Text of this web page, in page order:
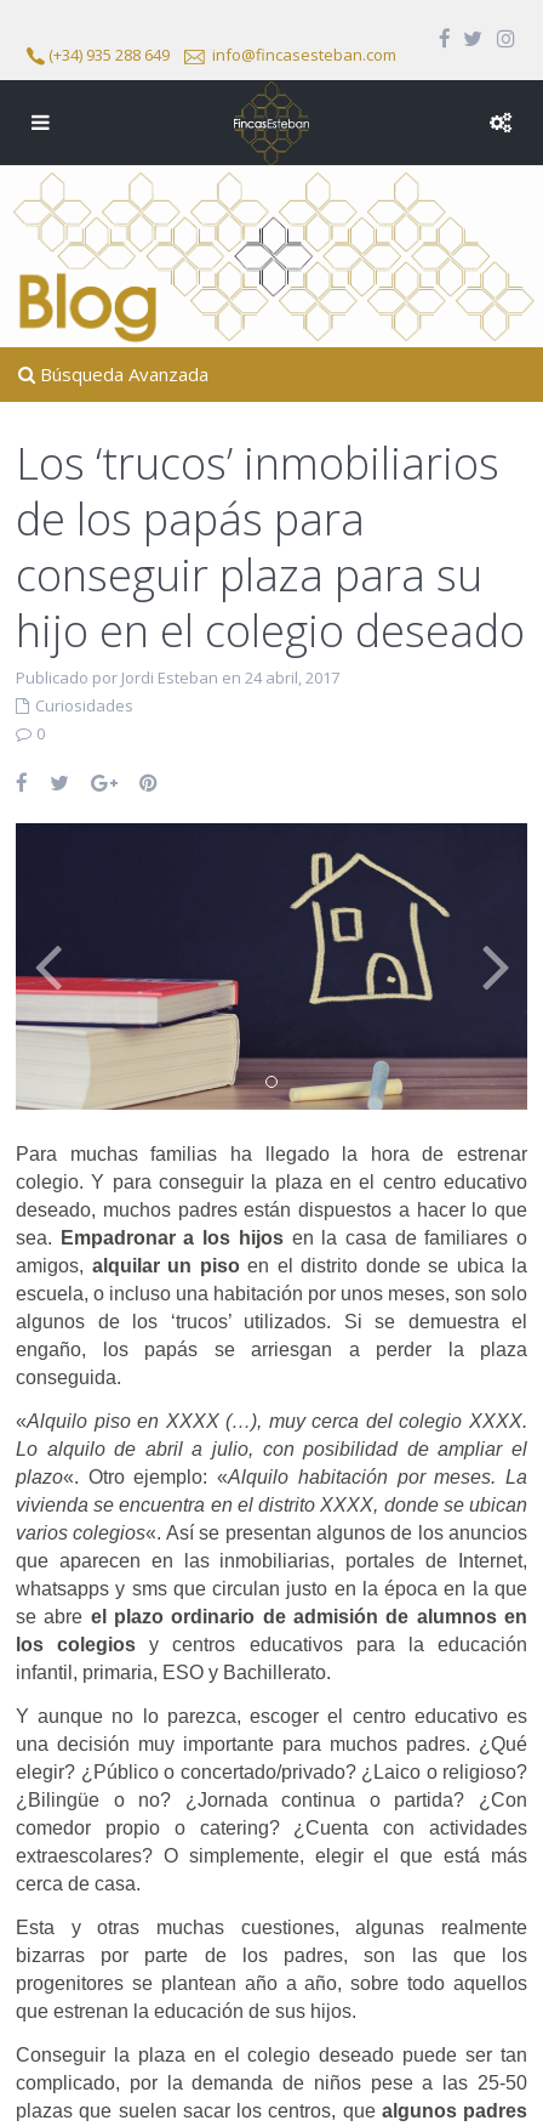
(+34) 935 288 649 info@fincasesteban.com
Búsqueda Avanzada
Los ‘trucos’ inmobiliarios
de los papás para
conseguir plaza para su
hijo en el colegio deseado
Publicado por Jordi Esteban en 24 abril, 2017
Curiosidades
0
Para muchas familias ha llegado la hora de estrenar
colegio. Y para conseguir la plaza en el centro educativo
deseado, muchos padres están dispuestos a hacer lo que
sea.
Empadronar a los hijos en la casa de familiares o
amigos, alquilar un pisoen el distrito donde se ubica la
escuela, o incluso una habitación por unos meses, son solo
algunos de los ‘trucos’ utilizados. Si se demuestra el
engaño, los papás se arriesgan a perder la plaza
conseguida.
«Alquilo piso en XXXX (…), muy cerca del colegio XXXX.
Lo alquilo de abril a julio, con posibilidad de ampliar el
plazo«. Otro ejemplo: «Alquilo habitación por meses. La
vivienda se encuentra en el distrito XXXX, donde se ubican
varios colegios«. Así se presentan algunos de los anuncios
que aparecen en las inmobiliarias, portales de Internet,
whatsapps y sms que circulan justo en la época en la que
se abre el plazo ordinario de admisión de alumnos en
los colegios y centros educativos para la educación
infantil, primaria, ESO y Bachillerato.
Y aunque no lo parezca, escoger el centro educativo es
una decisión muy importante para muchos padres. ¿Qué
elegir? ¿Público o concertado/privado? ¿Laico o religioso?
¿Bilingüe o no? ¿Jornada continua o partida? ¿Con
comedor propio o catering? ¿Cuenta con actividades
extraescolares? O simplemente, elegir el que está más
cerca de casa.
Esta y otras muchas cuestiones, algunas realmente
bizarras por parte de los padres, son las que los
progenitores se plantean año a año, sobre todo aquellos
que estrenan la educación de sus hijos.
Conseguir la plaza en el colegio deseado puede ser tan
complicado, por la demanda de niños pese a las 25-50
plazas que suelen sacar los centros, que algunos padres